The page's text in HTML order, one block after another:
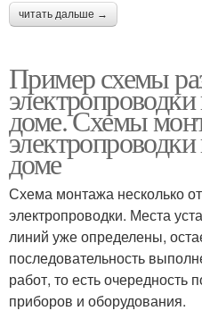
читать дальше →
Пример схемы
доме. Схемы
доме
Схема монтажа несколько
электропроводки. Места
линий уже определены,
последовательность
работ, то есть очередность
приборов и оборудования.